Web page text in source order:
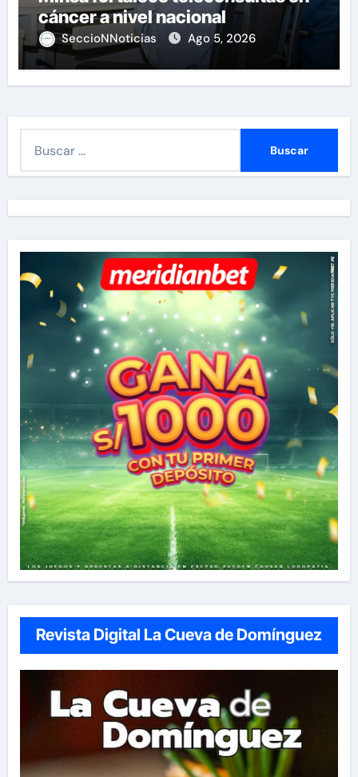
cáncer a nivel nacional
SeccioNNoticias Ago 5, 2026
r
:
Revista Digital La Cueva de Domínguez